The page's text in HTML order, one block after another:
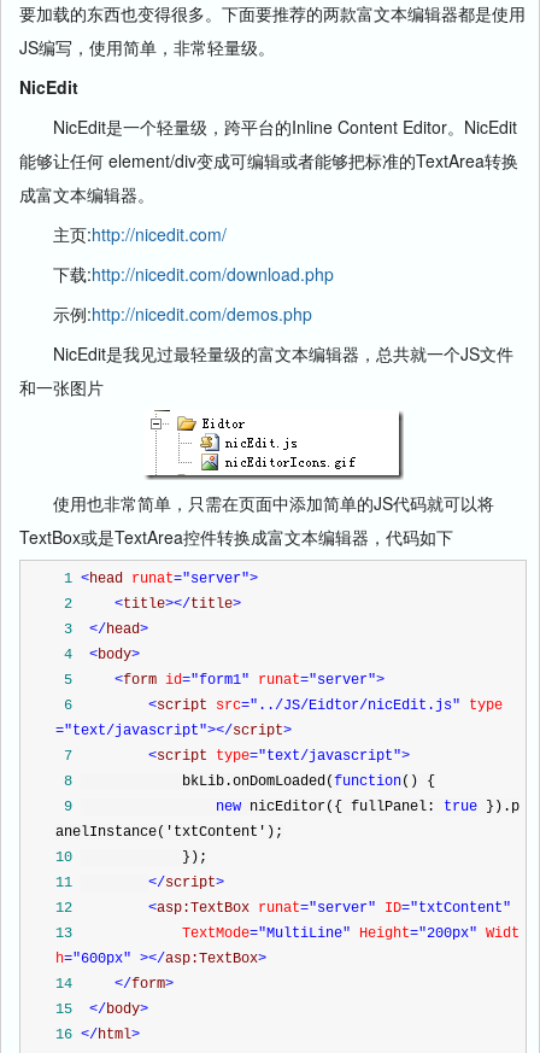
要加载的东西也变得很多。下面要推荐的两款富文本编辑器都是使用
JS编写，使用简单，非常轻量级。
NicEdit
NicEdit是一个轻量级，跨平台的Inline Content Editor。NicEdit
能够让任何 element/div变成可编辑或者能够把标准的TextArea转换
成富文本编辑器。
主页:http://nicedit.com/
下载:http://nicedit.com/download.php
示例:http://nicedit.com/demos.php
NicEdit是我见过最轻量级的富文本编辑器，总共就一个JS文件
和一张图片
使用也非常简单，只需在页面中添加简单的JS代码就可以将
TextBox或是TextArea控件转换成富文本编辑器，代码如下
1 <head runat="server">
2
<title></title>
3
</head>
4
<body>
5
<form id="form1" runat="server">
6
<script src="../JS/Eidtor/nicEdit.js" type
="text/javascript"></script>
7
<script type="text/javascript">
8
            bkLib.onDomLoaded(
function() {
9
new nicEditor({ fullPanel: true }).p
anelInstance( ' txtContent ' );
10
            });
11
</script>
12
<asp:TextBox runat="server" ID="txtContent"
13
            TextMode
="MultiLine" Height="200px" Widt
h="600px" ></asp:TextBox>
14
</form>
15
</body>
16 </html>